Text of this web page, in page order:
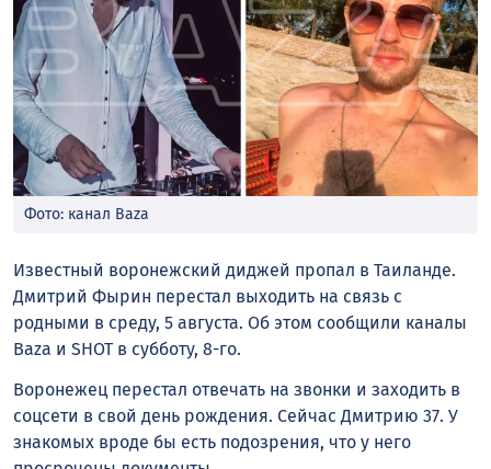
Фото: канал Baza
Известный воронежский диджей пропал в Таиланде.
Дмитрий Фырин перестал выходить на связь с
родными в среду, 5 августа. Об этом сообщили каналы
Baza и SHOT в субботу, 8-го.
Воронежец перестал отвечать на звонки и заходить в
соцсети в свой день рождения. Сейчас Дмитрию 37. У
знакомых вроде бы есть подозрения, что у него